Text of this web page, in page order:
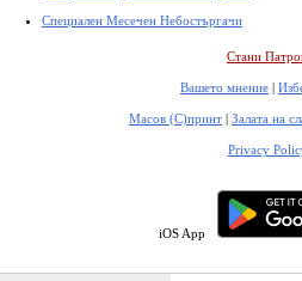
Специален Месечен Небостъргачи
Стани
Вашето мнение |
Масов (С)принт | Залата на
Privacy
iOS App